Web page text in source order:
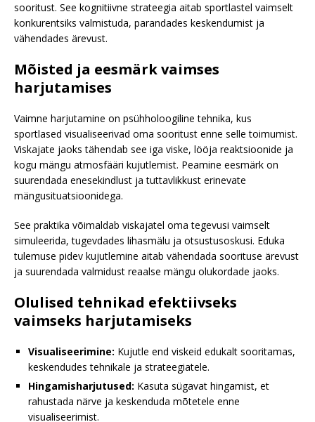
sooritust. See kognitiivne strateegia aitab sportlastel vaimselt
konkurentsiks valmistuda, parandades keskendumist ja
vähendades ärevust.
Mõisted ja eesmärk vaimses
harjutamises
Vaimne harjutamine on psühholoogiline tehnika, kus
sportlased visualiseerivad oma sooritust enne selle toimumist.
Viskajate jaoks tähendab see iga viske, lööja reaktsioonide ja
kogu mängu atmosfääri kujutlemist. Peamine eesmärk on
suurendada enesekindlust ja tuttavlikkust erinevate
mängusituatsioonidega.
See praktika võimaldab viskajatel oma tegevusi vaimselt
simuleerida, tugevdades lihasmälu ja otsustusoskusi. Eduka
tulemuse pidev kujutlemine aitab vähendada soorituse ärevust
ja suurendada valmidust reaalse mängu olukordade jaoks.
Olulised tehnikad efektiivseks
vaimseks harjutamiseks
Visualiseerimine: Kujutle end viskeid edukalt sooritamas,
keskendudes tehnikale ja strateegiatele.
Hingamisharjutused: Kasuta sügavat hingamist, et
rahustada närve ja keskenduda mõtetele enne
visualiseerimist.